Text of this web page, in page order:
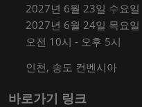
2027년 6월 23일 수요일
2027년 6월 24일 목요일
오전 10시 - 오후 5시
인천, 송도 컨벤시아
바로가기 링크